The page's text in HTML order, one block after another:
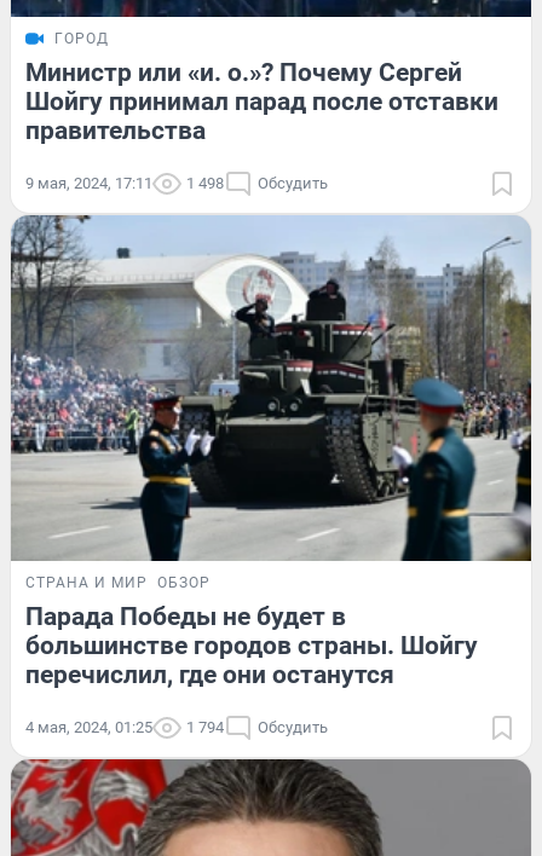
ГОРОД
Министр или «и. о.»? Почему Сергей
Шойгу принимал парад после отставки
правительства
9 мая, 2024, 17:11 1 498 Обсудить
СТРАНА И МИР ОБЗОР
Парада Победы не будет в
большинстве городов страны. Шойгу
перечислил, где они останутся
4 мая, 2024, 01:25 1 794 Обсудить